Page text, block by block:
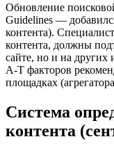
Обновление
Guidelines —
контента).
контента, должны
сайте, но и на других
A-T факторов
площадках
Система
контента